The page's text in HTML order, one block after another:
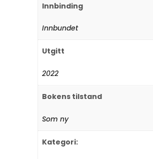
Innbinding
Innbundet
Utgitt
2022
Bokens tilstand
Som ny
Kategori: